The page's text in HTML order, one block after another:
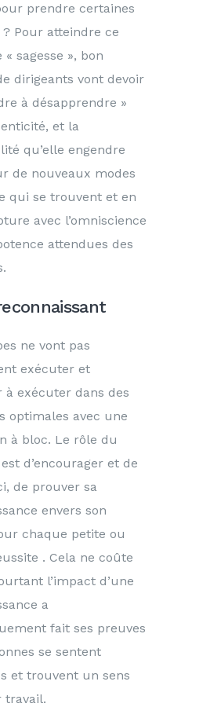
prendre certaines
? Pour atteindre ce
« sagesse », bon
dirigeants vont devoir
à désapprendre »
et la
qu’elle engendre
de nouveaux modes
qui se trouvent et en
avec l’omniscience
attendues des
ne vont pas
exécuter et
à exécuter dans des
optimales avec une
à bloc. Le rôle du
d’encourager et de
de prouver sa
envers son
chaque petite ou
. Cela ne coûte
l’impact d’une
a
fait ses preuves
se sentent
et trouvent un sens
travail.